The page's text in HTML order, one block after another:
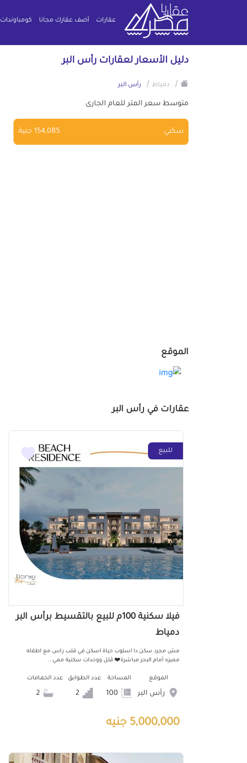
عقارات أضف عقارك مجانا كومباوندات
دليل الأسعار لعقارات رأس البر
/ دمياط / رأس البر
متوسط سعر المتر للعام الجارى
سكني 154,085 جنية
الموقع
عقارات في رأس البر
للبيع
فيلا سكنية 100م للبيع بالتقسيط برأس البر
دمياط
مش مجرد سكن دا اسلوب حياة اسكن في قلب راس مع اطلاله
مميزه أمام البحر مباشرة❤️ ڤلل ووحدات سكنية ممي...
الموقع
رأس البر
المساحة عدد الطوابق عدد الحمامات
5,000,000 جنيه